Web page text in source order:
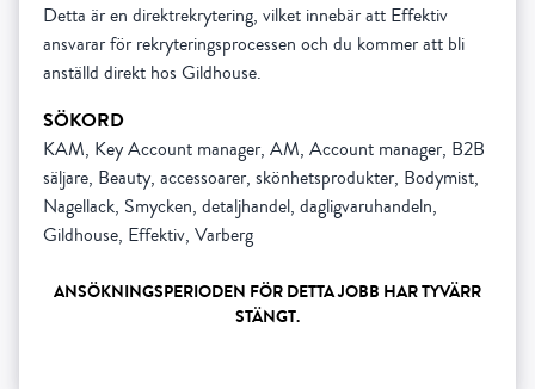
Detta är en direktrekrytering, vilket innebär att Effektiv
ansvarar för rekryteringsprocessen och du kommer att bli
anställd direkt hos Gildhouse.
SÖKORD
KAM, Key Account manager, AM, Account manager, B2B
säljare, Beauty, accessoarer, skönhetsprodukter, Bodymist,
Nagellack, Smycken, detaljhandel, dagligvaruhandeln,
Gildhouse, Effektiv, Varberg
ANSÖKNINGSPERIODEN FÖR DETTA JOBB HAR TYVÄRR
STÄNGT.